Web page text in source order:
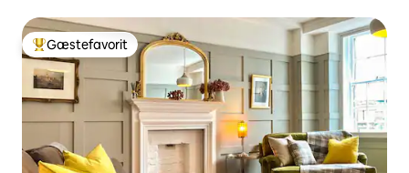
Bedste gæstefavorit
Gæstefavorit